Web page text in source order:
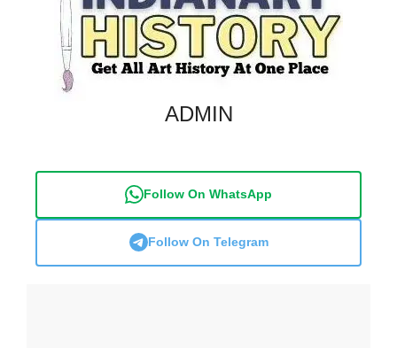
ADMIN
Follow On WhatsApp
Follow On Telegram